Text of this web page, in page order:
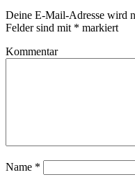
Deine E-Mail-Adresse wird
Felder sind mit * markiert
Kommentar
Name *